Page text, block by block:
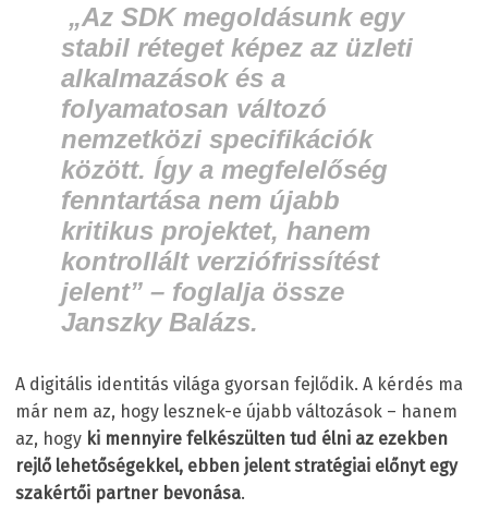
„Az SDK megoldásunk egy
stabil réteget képez az üzleti
alkalmazások és a
folyamatosan változó
nemzetközi specifikációk
között. Így a megfelelőség
fenntartása nem újabb
kritikus projektet, hanem
kontrollált verziófrissítést
jelent” – foglalja össze
Janszky Balázs.
A digitális identitás világa gyorsan fejlődik. A kérdés ma
már nem az, hogy lesznek-e újabb változások – hanem
az, hogy ki mennyire felkészülten tud élni az ezekben
rejlő lehetőségekkel, ebben jelent stratégiai előnyt egy
szakértői partner bevonása.